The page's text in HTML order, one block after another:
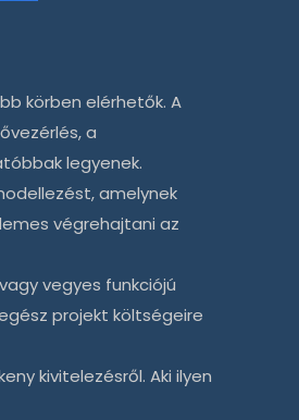
körben elérhetők. A
a
legyenek.
amelynek
végrehajtani az
vegyes funkciójú
projekt költségeire
kivitelezésről. Aki ilyen